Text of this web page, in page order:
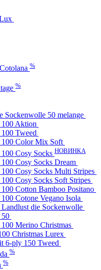
%
%
Sockenwolle 50 melange
100 Aktion
Tweed
100 Color Mix Soft
Cosy Socks НОВИНКА
Cosy Socks Dream
Cosy Socks Multi Stripes
Cosy Socks Soft Stripes
Cotton Bamboo Positano
Cotone Vegano Isola
die Sockenwolle
50
Merino Christmas
Christmas Lurex
6-ply 150 Tweed
%
%